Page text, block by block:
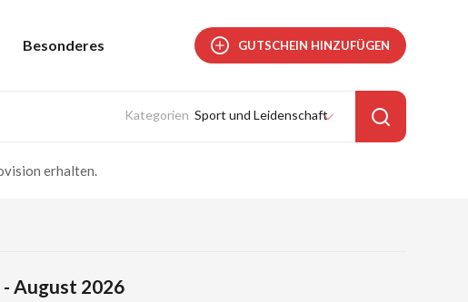
Besonderes GUTSCHEIN HINZUFÜGEN
Sport und Leidenschaft
erhalten.
August 2026